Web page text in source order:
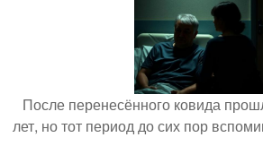
После перенесённого ковида
лет, но тот период до сих пор